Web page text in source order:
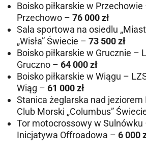
Boisko piłkarskie w Przechowie
Przechowo – 76 000 zł
Sala sportowa na osiedlu
„Wisła” Świecie – 73 500 zł
Boisko piłkarskie w Grucznie –
Gruczno – 64 000 zł
Boisko piłkarskie w Wiągu –
Wiąg – 61 000 zł
Stanica żeglarska nad jeziorem
Club Morski „Columbus”
Tor motocrossowy w Sulnówku
Inicjatywa Offroadowa – 6 000